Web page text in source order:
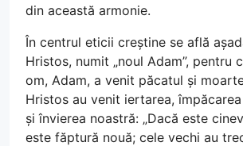
din această armonie.
În centrul eticii creștine se află
Hristos, numit „noul Adam”, pentru
om, Adam, a venit păcatul și
Hristos au venit iertarea,
și învierea noastră: „Dacă este
este făptură nouă; cele vechi au